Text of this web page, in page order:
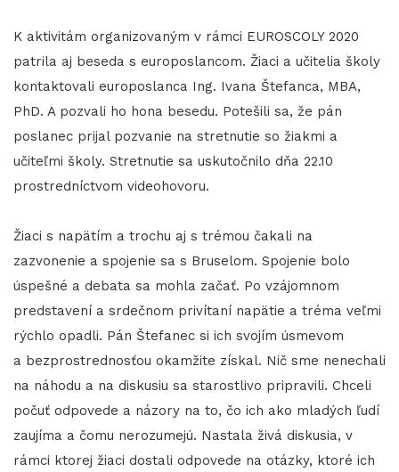
K aktivitám organizovaným v rámci EUROSCOLY 2020
patrila aj beseda s europoslancom. Žiaci a učitelia školy
kontaktovali europoslanca Ing. Ivana Štefanca, MBA,
PhD. A pozvali ho hona besedu. Potešili sa, že pán
poslanec prijal pozvanie na stretnutie so žiakmi a
učiteľmi školy. Stretnutie sa uskutočnilo dňa 22.10
prostredníctvom videohovoru.
Žiaci s napätím a trochu aj s trémou čakali na
zazvonenie a spojenie sa s Bruselom. Spojenie bolo
úspešné a debata sa mohla začať. Po vzájomnom
predstavení a srdečnom privítaní napätie a tréma veľmi
rýchlo opadli. Pán Štefanec si ich svojím úsmevom
a bezprostrednosťou okamžite získal. Nič sme nenechali
na náhodu a na diskusiu sa starostlivo pripravili. Chceli
počuť odpovede a názory na to, čo ich ako mladých ľudí
zaujíma a čomu nerozumejú. Nastala živá diskusia, v
rámci ktorej žiaci dostali odpovede na otázky, ktoré ich